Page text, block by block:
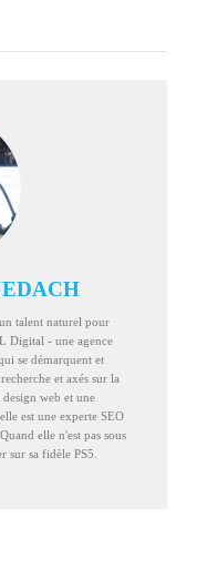
talent naturel pour
Digital - une agence
se démarquent et
et axés sur la
web et une
est une experte SEO
elle n'est pas sous
sur sa fidèle PS5.